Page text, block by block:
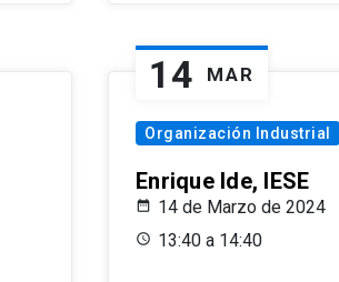
14 MAR
Organización Industrial
Enrique Ide, IESE
14 de Marzo de 2024
13:40 a 14:40